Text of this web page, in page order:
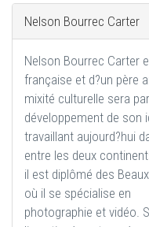
Nelson Bourrec Carter
Nelson Bourrec Carter
française et d?un père
mixité culturelle sera
développement de son
travaillant aujourd?hui
entre les deux
il est diplômé des
où il se spécialise en
photographie et vidéo.